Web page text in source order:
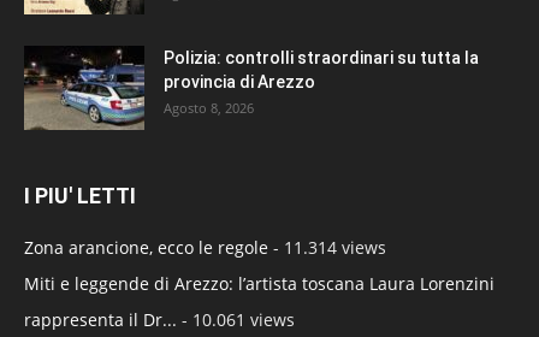
Polizia: controlli straordinari su tutta la
provincia di Arezzo
Agosto 8, 2026
I PIU' LETTI
Zona arancione, ecco le regole - 11.314 views
Miti e leggende di Arezzo: l’artista toscana Laura Lorenzini
rappresenta il Dr... - 10.061 views